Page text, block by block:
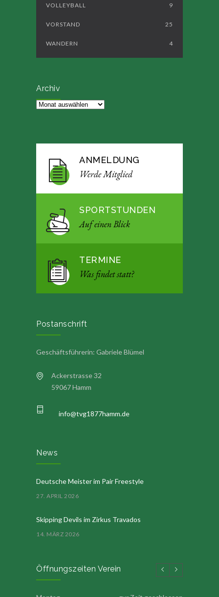
VOLLEYBALL 9
VORSTAND 25
WANDERN 4
Archiv
Archiv
ANMELDUNG
Werde Mitglied
SPORTSTUNDEN
Auf einen Blick
TERMINE
Was findet statt?
Postanschrift
Geschäftsführerin: Gabriele Blümel
Ackerstrasse 32
59067 Hamm
info@tvg1877hamm.de
News
Deutsche Meister im Pair Freestyle
27. APRIL 2026
Skipping Devils im Zirkus Travados
14. MÄRZ 2026
Öffnungszeiten Verein